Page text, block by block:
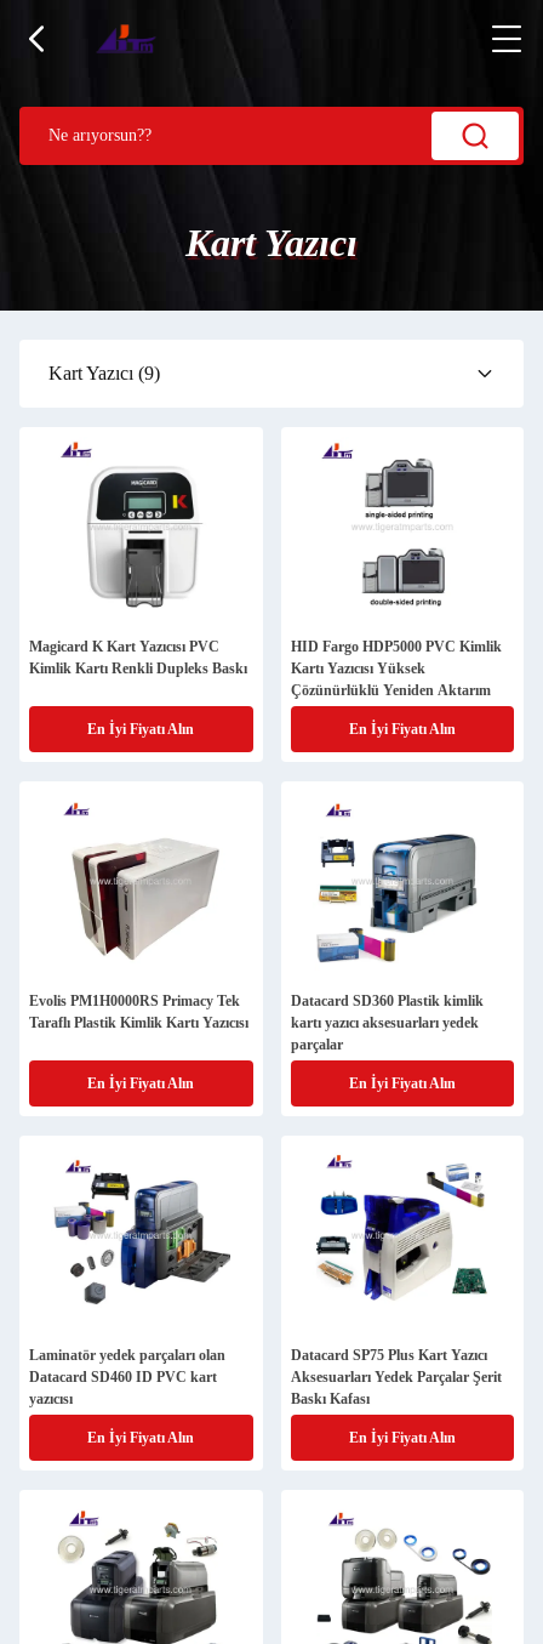
Kart Yazıcı
Kart Yazıcı (9)
Magicard K Kart Yazıcısı PVC
Kimlik Kartı Renkli Dupleks Baskı
En İyi Fiyatı Alın
HID Fargo HDP5000 PVC Kimlik
Kartı Yazıcısı Yüksek
Çözünürlüklü Yeniden Aktarım
En İyi Fiyatı Alın
Evolis PM1H0000RS Primacy Tek
Taraflı Plastik Kimlik Kartı Yazıcısı
En İyi Fiyatı Alın
Datacard SD360 Plastik kimlik
kartı yazıcı aksesuarları yedek
parçalar
En İyi Fiyatı Alın
Laminatör yedek parçaları olan
Datacard SD460 ID PVC kart
yazıcısı
En İyi Fiyatı Alın
Datacard SP75 Plus Kart Yazıcı
Aksesuarları Yedek Parçalar Şerit
Baskı Kafası
En İyi Fiyatı Alın